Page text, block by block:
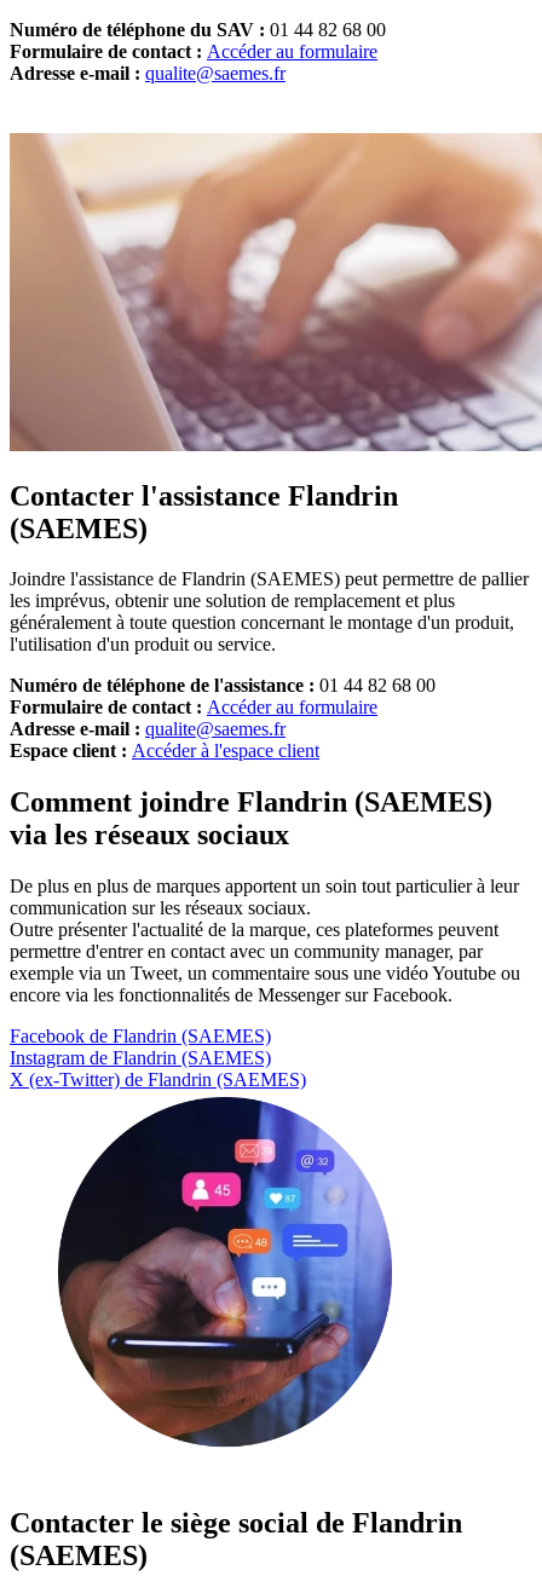
Numéro de téléphone du SAV : 01 44 82 68 00
Formulaire de contact : Accéder au formulaire
Adresse e-mail : qualite@saemes.fr
Contacter l'assistance Flandrin
(SAEMES)
Joindre l'assistance de Flandrin (SAEMES) peut permettre de pallier
les imprévus, obtenir une solution de remplacement et plus
généralement à toute question concernant le montage d'un produit,
l'utilisation d'un produit ou service.
Numéro de téléphone de l'assistance : 01 44 82 68 00
Formulaire de contact : Accéder au formulaire
Adresse e-mail : qualite@saemes.fr
Espace client : Accéder à l'espace client
Comment joindre Flandrin (SAEMES)
via les réseaux sociaux
De plus en plus de marques apportent un soin tout particulier à leur
communication sur les réseaux sociaux.
Outre présenter l'actualité de la marque, ces plateformes peuvent
permettre d'entrer en contact avec un community manager, par
exemple via un Tweet, un commentaire sous une vidéo Youtube ou
encore via les fonctionnalités de Messenger sur Facebook.
Facebook de Flandrin (SAEMES)
Instagram de Flandrin (SAEMES)
X (ex-Twitter) de Flandrin (SAEMES)
Contacter le siège social de Flandrin
(SAEMES)